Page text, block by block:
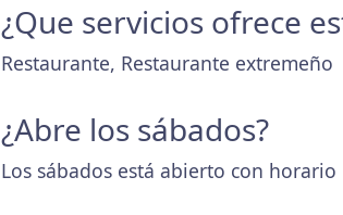
¿Que servicios ofrece
Restaurante, Restaurante extremeño
¿Abre los sábados?
Los sábados está abierto con horario